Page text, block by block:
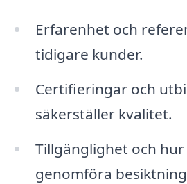
Erfarenhet och
tidigare kunder.
Certifieringar och
säkerställer kvalitet.
Tillgänglighet och
genomföra